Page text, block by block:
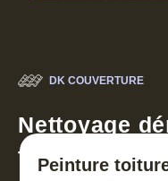
DK COUVERTURE
Nettoyage
toiture 30
Peinture